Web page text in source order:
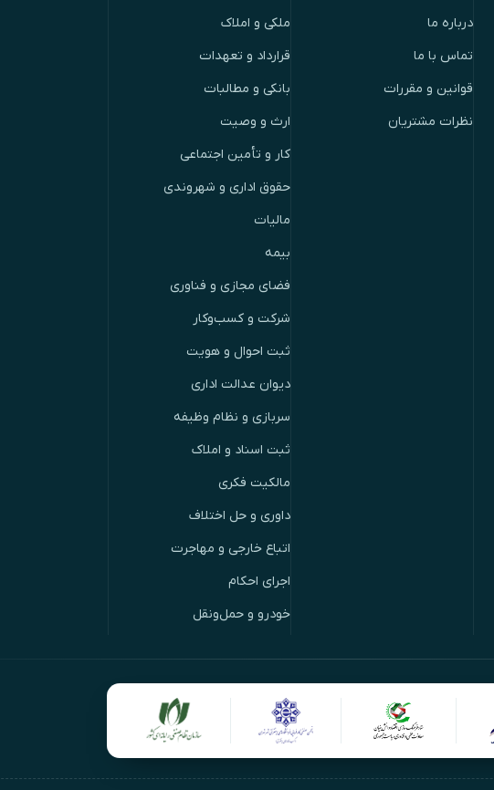
درباره ما
تماس با ما
قوانین و مقررات
نظرات مشتریان
ملکی و املاک
قرارداد و تعهدات
بانکی و مطالبات
ارث و وصیت
کار و تأمین اجتماعی
حقوق اداری و شهروندی
مالیات
بیمه
فضای مجازی و فناوری
شرکت و کسب‌وکار
ثبت احوال و هویت
دیوان عدالت اداری
سربازی و نظام وظیفه
ثبت اسناد و املاک
مالکیت فکری
داوری و حل اختلاف
اتباع خارجی و مهاجرت
اجرای احکام
خودرو و حمل‌ونقل